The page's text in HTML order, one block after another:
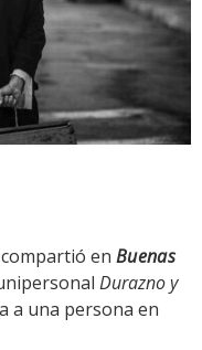
Link
en Buenas
Durazno y
a una persona en